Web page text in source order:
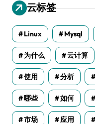
云标签
Linux Mysql
为什么 云计算
使用 分析
哪些 如何
市场 应用